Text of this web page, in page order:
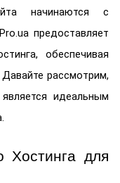
начинаются с
предоставляет
обеспечивая
рассмотрим,
идеальным
Хостинга для